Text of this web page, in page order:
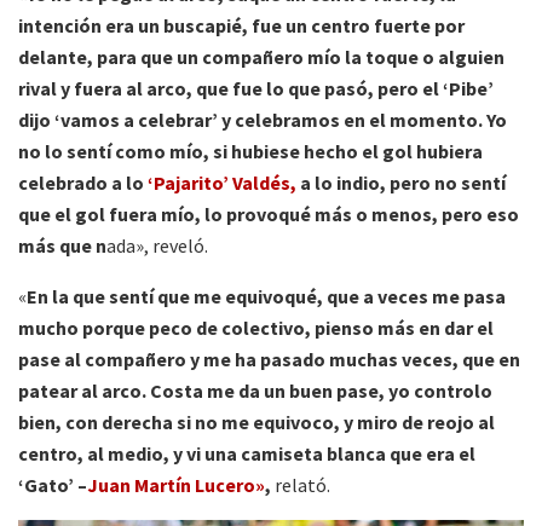
intención era un buscapié, fue un centro fuerte por
delante, para que un compañero mío la toque o alguien
rival y fuera al arco, que fue lo que pasó, pero el ‘Pibe’
dijo ‘vamos a celebrar’ y celebramos en el momento. Yo
no lo sentí como mío, si hubiese hecho el gol hubiera
celebrado a lo ‘Pajarito’ Valdés, a lo indio, pero no sentí
que el gol fuera mío, lo provoqué más o menos, pero eso
más que nada», reveló.
«En la que sentí que me equivoqué, que a veces me pasa
mucho porque peco de colectivo, pienso más en dar el
pase al compañero y me ha pasado muchas veces, que en
patear al arco. Costa me da un buen pase, yo controlo
bien, con derecha si no me equivoco, y miro de reojo al
centro, al medio, y vi una camiseta blanca que era el
‘Gato’ –Juan Martín Lucero», relató.